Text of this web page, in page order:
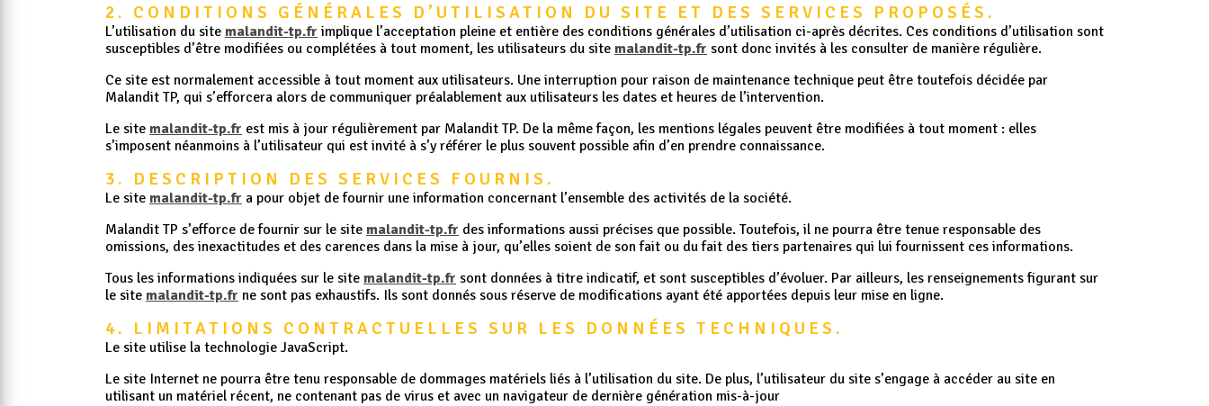
2. CONDITIONS GÉNÉRALES D’UTILISATION DU SITE ET DES SERVICES PROPOSÉS.
L’utilisation du site malandit-tp.fr implique l’acceptation pleine et entière des conditions générales d’utilisation ci-après décrites. Ces conditions d’utilisation sont
susceptibles d’être modifiées ou complétées à tout moment, les utilisateurs du site malandit-tp.fr sont donc invités à les consulter de manière régulière.
Ce site est normalement accessible à tout moment aux utilisateurs. Une interruption pour raison de maintenance technique peut être toutefois décidée par
Malandit TP, qui s’efforcera alors de communiquer préalablement aux utilisateurs les dates et heures de l’intervention.
Le site malandit-tp.fr est mis à jour régulièrement par Malandit TP. De la même façon, les mentions légales peuvent être modifiées à tout moment : elles
s’imposent néanmoins à l’utilisateur qui est invité à s’y référer le plus souvent possible afin d’en prendre connaissance.
3. DESCRIPTION DES SERVICES FOURNIS.
Le site malandit-tp.fr a pour objet de fournir une information concernant l’ensemble des activités de la société.
Malandit TP s’efforce de fournir sur le site malandit-tp.fr des informations aussi précises que possible. Toutefois, il ne pourra être tenue responsable des
omissions, des inexactitudes et des carences dans la mise à jour, qu’elles soient de son fait ou du fait des tiers partenaires qui lui fournissent ces informations.
Tous les informations indiquées sur le site malandit-tp.fr sont données à titre indicatif, et sont susceptibles d’évoluer. Par ailleurs, les renseignements figurant sur
le site malandit-tp.fr ne sont pas exhaustifs. Ils sont donnés sous réserve de modifications ayant été apportées depuis leur mise en ligne.
4. LIMITATIONS CONTRACTUELLES SUR LES DONNÉES TECHNIQUES.
Le site utilise la technologie JavaScript.
Le site Internet ne pourra être tenu responsable de dommages matériels liés à l’utilisation du site. De plus, l’utilisateur du site s’engage à accéder au site en
utilisant un matériel récent, ne contenant pas de virus et avec un navigateur de dernière génération mis-à-jour